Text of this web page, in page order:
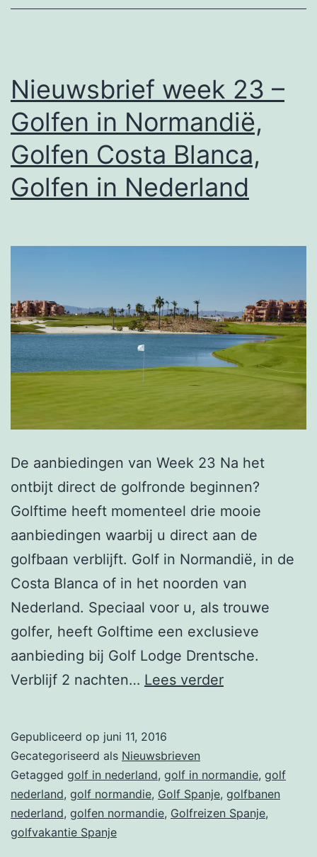
Nieuwsbrief week 23 –
Golfen in Normandië,
Golfen Costa Blanca,
Golfen in Nederland
De aanbiedingen van Week 23 Na het
ontbijt direct de golfronde beginnen?
Golftime heeft momenteel drie mooie
aanbiedingen waarbij u direct aan de
golfbaan verblijft. Golf in Normandië, in de
Costa Blanca of in het noorden van
Nederland. Speciaal voor u, als trouwe
golfer, heeft Golftime een exclusieve
aanbieding bij Golf Lodge Drentsche.
Verblijf 2 nachten… Lees verderNieuwsbrief
Golfen
in
Normandië,
Gepubliceerd op juni 11, 2016
Gecategoriseerd als Nieuwsbrieven
Getagged golf in nederland, golf in normandie, golf
nederland, golf normandie, Golf Spanje, golfbanen
nederland, golfen normandie, Golfreizen Spanje,
golfvakantie Spanje